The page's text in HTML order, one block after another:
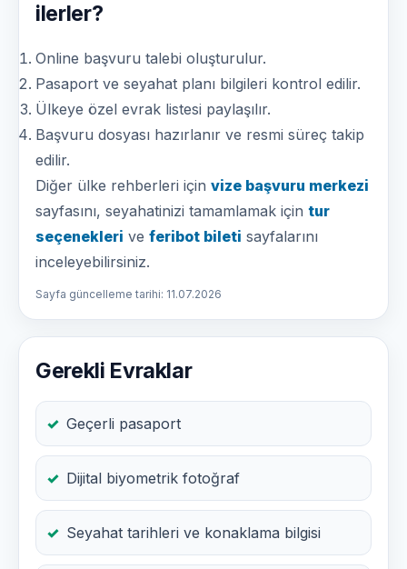
ilerler?
Online başvuru talebi oluşturulur.
Pasaport ve seyahat planı bilgileri kontrol edilir.
Ülkeye özel evrak listesi paylaşılır.
Başvuru dosyası hazırlanır ve resmi süreç takip
edilir.
Diğer ülke rehberleri için vize başvuru merkezi
sayfasını, seyahatinizi tamamlamak için tur
seçenekleri ve feribot bileti sayfalarını
inceleyebilirsiniz.
Sayfa güncelleme tarihi: 11.07.2026
Gerekli Evraklar
Geçerli pasaport
Dijital biyometrik fotoğraf
Seyahat tarihleri ve konaklama bilgisi